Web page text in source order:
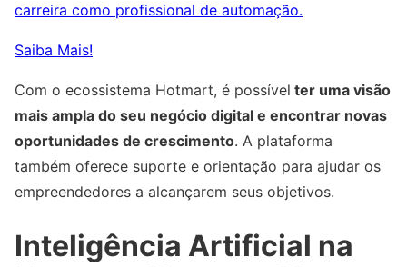
carreira como profissional de automação.
Saiba Mais!
Com o ecossistema Hotmart, é possível ter uma visão
mais ampla do seu negócio digital e encontrar novas
oportunidades de crescimento. A plataforma
também oferece suporte e orientação para ajudar os
empreendedores a alcançarem seus objetivos.
Inteligência Artificial na